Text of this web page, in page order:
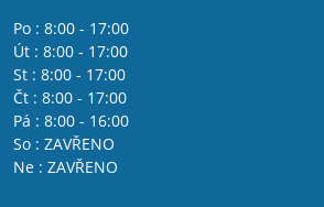
Po : 8:00 - 17:00
Út : 8:00 - 17:00
St : 8:00 - 17:00
Čt : 8:00 - 17:00
Pá : 8:00 - 16:00
So : ZAVŘENO
Ne : ZAVŘENO